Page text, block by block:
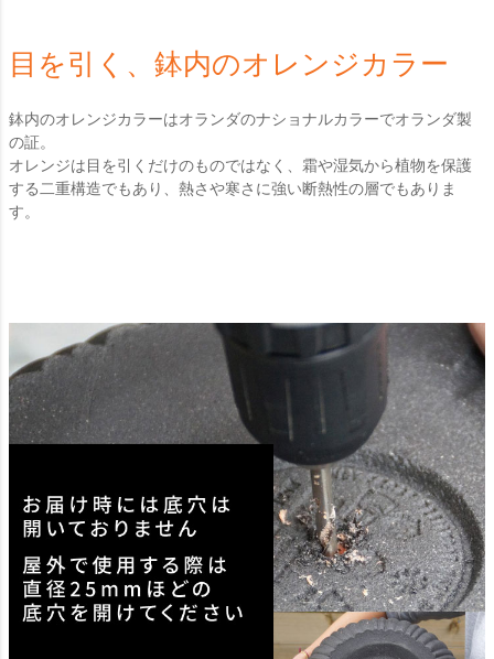
目を引く、鉢内のオレンジカラー
鉢内のオレンジカラーはオランダのナショナルカラーでオランダ製
の証。
オレンジは目を引くだけのものではなく、霜や湿気から植物を保護
する二重構造でもあり、熱さや寒さに強い断熱性の層でもありま
す。